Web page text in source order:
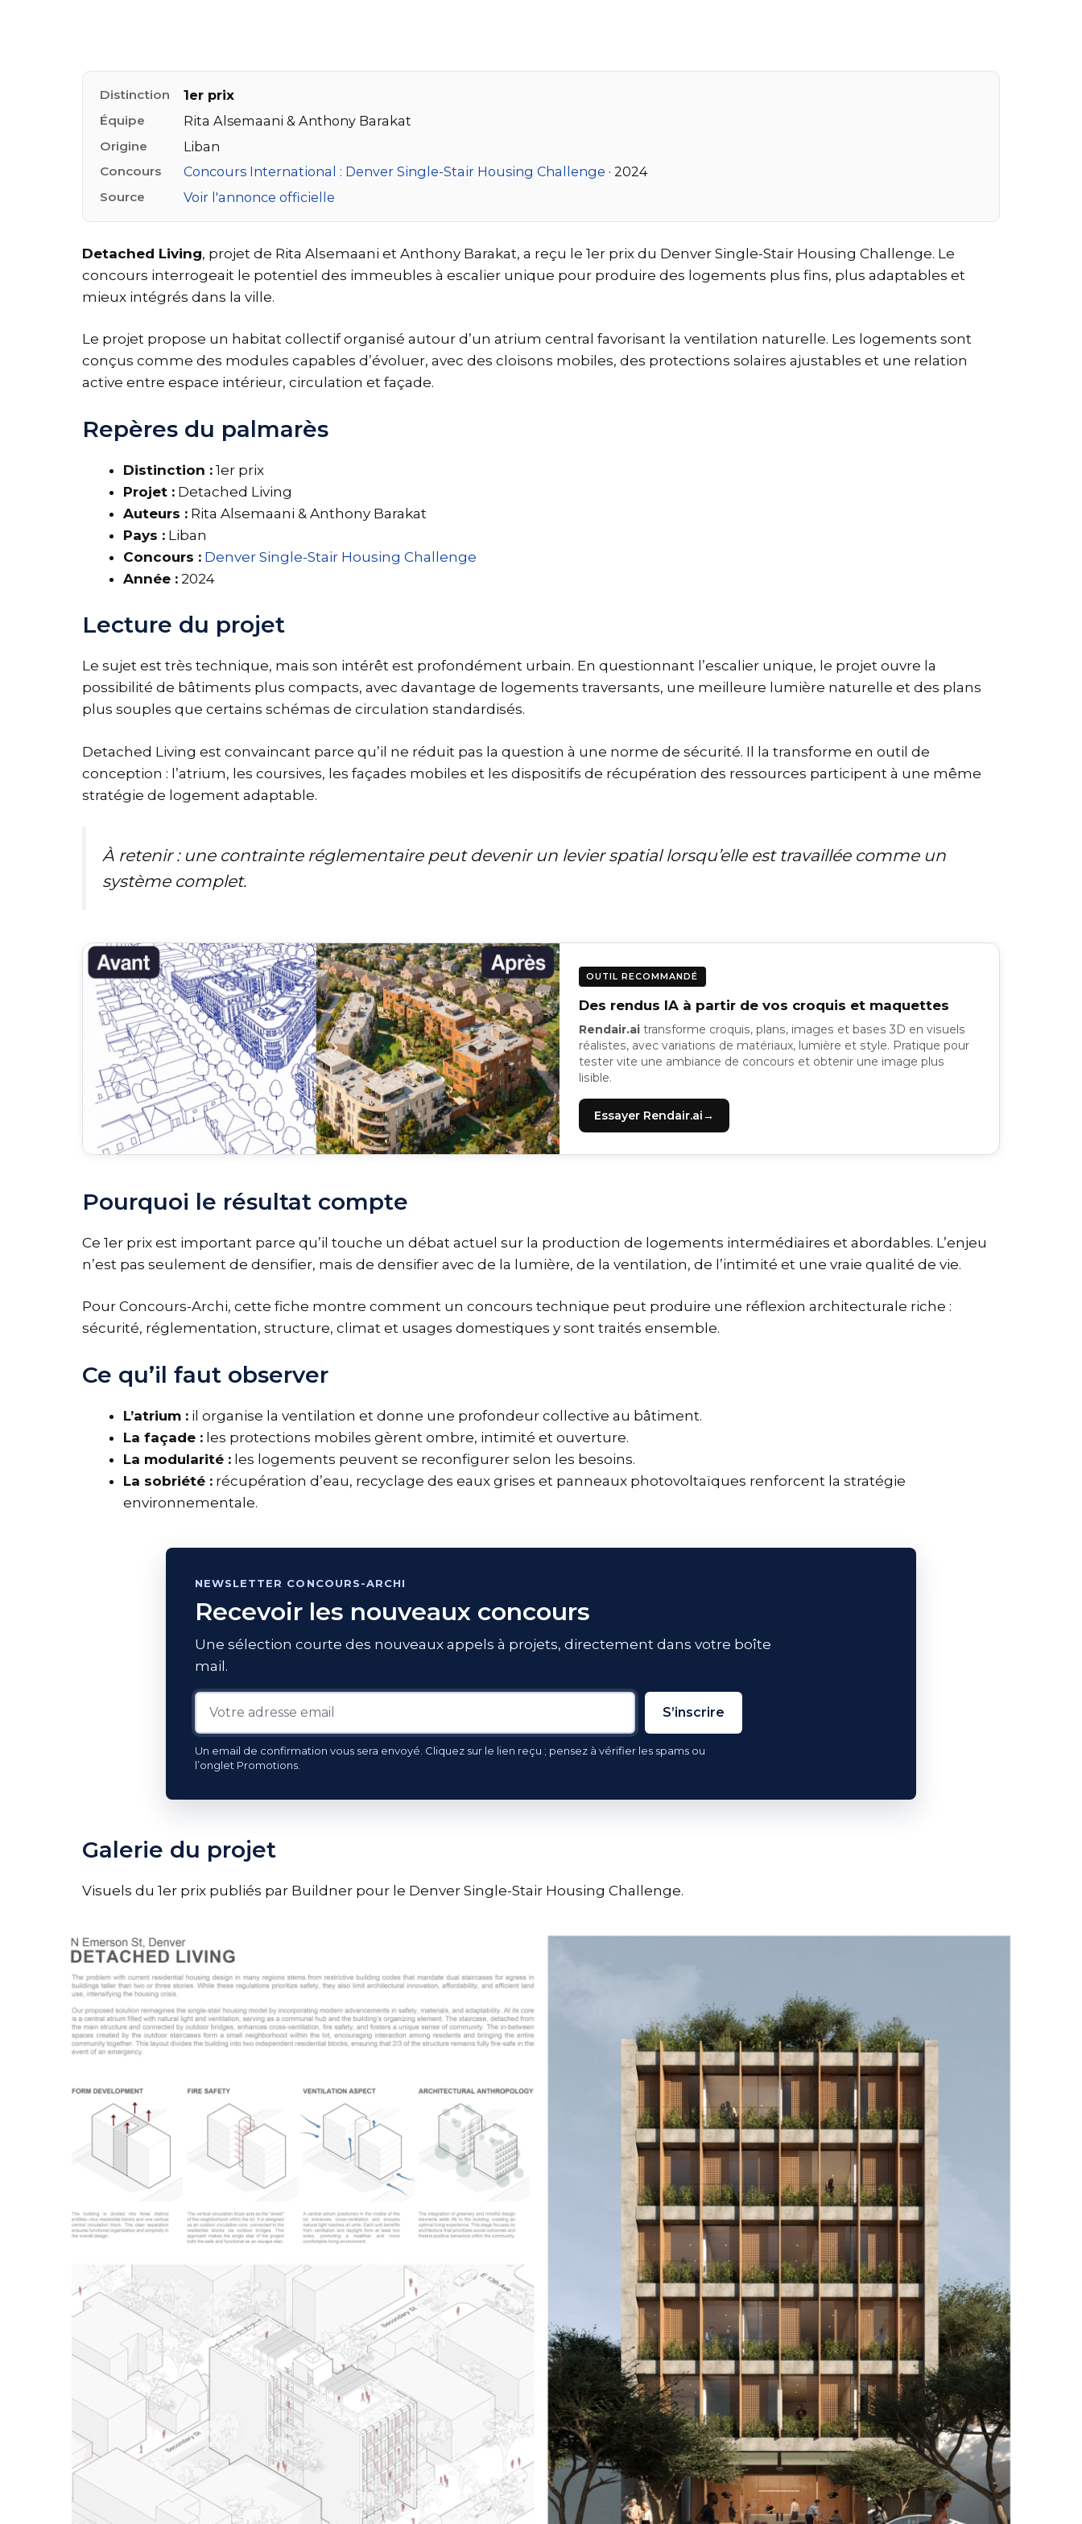
Distinction 1er prix
Équipe Rita Alsemaani & Anthony Barakat
Origine Liban
Concours Concours International : Denver Single-Stair Housing Challenge · 2024
Source Voir l'annonce officielle
Detached Living, projet de Rita Alsemaani et Anthony Barakat, a reçu le 1er prix du Denver Single-Stair Housing Challenge. Le
concours interrogeait le potentiel des immeubles à escalier unique pour produire des logements plus fins, plus adaptables et
mieux intégrés dans la ville.
Le projet propose un habitat collectif organisé autour d’un atrium central favorisant la ventilation naturelle. Les logements sont
conçus comme des modules capables d’évoluer, avec des cloisons mobiles, des protections solaires ajustables et une relation
active entre espace intérieur, circulation et façade.
Repères du palmarès
Distinction : 1er prix
Projet : Detached Living
Auteurs : Rita Alsemaani & Anthony Barakat
Pays : Liban
Concours : Denver Single-Stair Housing Challenge
Année : 2024
Lecture du projet
Le sujet est très technique, mais son intérêt est profondément urbain. En questionnant l’escalier unique, le projet ouvre la
possibilité de bâtiments plus compacts, avec davantage de logements traversants, une meilleure lumière naturelle et des plans
plus souples que certains schémas de circulation standardisés.
Detached Living est convaincant parce qu’il ne réduit pas la question à une norme de sécurité. Il la transforme en outil de
conception : l’atrium, les coursives, les façades mobiles et les dispositifs de récupération des ressources participent à une même
stratégie de logement adaptable.
À retenir : une contrainte réglementaire peut devenir un levier spatial lorsqu’elle est travaillée comme un
système complet.
OUTIL RECOMMANDÉ
Des rendus IA à partir de vos croquis et maquettes
Rendair.aitransforme croquis, plans, images et bases 3D en visuels
réalistes, avec variations de matériaux, lumière et style. Pratique pour
tester vite une ambiance de concours et obtenir une image plus
lisible.
Essayer Rendair.ai
Pourquoi le résultat compte
Ce 1er prix est important parce qu’il touche un débat actuel sur la production de logements intermédiaires et abordables. L’enjeu
n’est pas seulement de densifier, mais de densifier avec de la lumière, de la ventilation, de l’intimité et une vraie qualité de vie.
Pour Concours-Archi, cette fiche montre comment un concours technique peut produire une réflexion architecturale riche :
sécurité, réglementation, structure, climat et usages domestiques y sont traités ensemble.
Ce qu’il faut observer
L’atrium : il organise la ventilation et donne une profondeur collective au bâtiment.
La façade : les protections mobiles gèrent ombre, intimité et ouverture.
La modularité : les logements peuvent se reconfigurer selon les besoins.
La sobriété : récupération d’eau, recyclage des eaux grises et panneaux photovoltaïques renforcent la stratégie
environnementale.
NEWSLETTER CONCOURS-ARCHI
Recevoir les nouveaux concours
Une sélection courte des nouveaux appels à projets, directement dans votre boîte
mail.
S’inscrire
Un email de confirmation vous sera envoyé. Cliquez sur le lien reçu ; pensez à vérifier les spams ou
l’onglet Promotions.
Galerie du projet
Visuels du 1er prix publiés par Buildner pour le Denver Single-Stair Housing Challenge.